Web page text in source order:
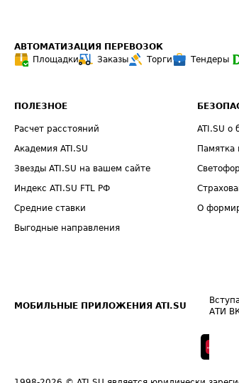
АВТОМАТИЗАЦИЯ ПЕРЕВОЗОК
Площадки
Заказы Торги Тендеры
ПОЛЕЗНОЕ
Расчет расстояний
Академия ATI.SU
Звезды ATI.SU на вашем сайте
Индекс ATI.SU FTL РФ
Средние ставки
Выгодные направления
ATI.SU о
Памятка
О
МОБИЛЬНЫЕ ПРИЛОЖЕНИЯ ATI.SU
АТИ